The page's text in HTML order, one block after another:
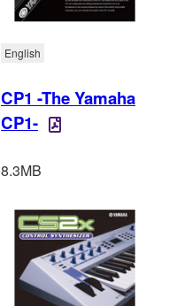
CP1 -The Yamaha
CP1-
English
8.3MB